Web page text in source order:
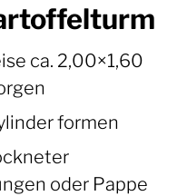
ca. 2,00×1,60
formen
oder Pappe